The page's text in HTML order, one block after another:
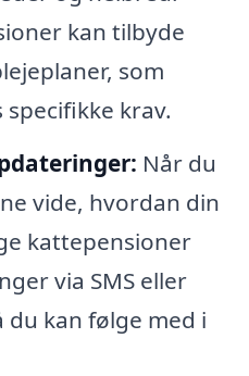
kan tilbyde
som
krav.
Når du
vide, hvordan din
kattepensioner
via SMS eller
du kan følge med i